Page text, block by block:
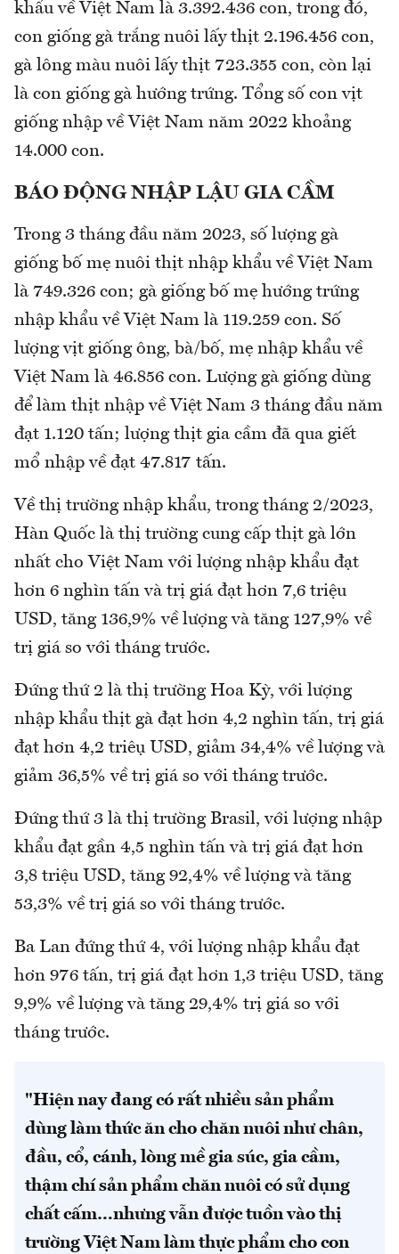
khẩu về Việt Nam là 3.392.436 con, trong đó,
con giống gà trắng nuôi lấy thịt 2.196.456 con,
gà lông màu nuôi lấy thịt 723.355 con, còn lại
là con giống gà hướng trứng. Tổng số con vịt
giống nhập về Việt Nam năm 2022 khoảng
14.000 con.
BÁO ĐỘNG NHẬP LẬU GIA CẦM
Trong 3 tháng đầu năm 2023, số lượng gà
giống bố mẹ nuôi thịt nhập khẩu về Việt Nam
là 749.326 con; gà giống bố mẹ hướng trứng
nhập khẩu về Việt Nam là 119.259 con. Số
lượng vịt giống ông, bà/bố, mẹ nhập khẩu về
Việt Nam là 46.856 con. Lượng gà giống dùng
để làm thịt nhập về Việt Nam 3 tháng đầu năm
đạt 1.120 tấn; lượng thịt gia cầm đã qua giết
mổ nhập về đạt 47.817 tấn.
Về thị trường nhập khẩu, trong tháng 2/2023,
Hàn Quốc là thị trường cung cấp thịt gà lớn
nhất cho Việt Nam với lượng nhập khẩu đạt
hơn 6 nghìn tấn và trị giá đạt hơn 7,6 triệu
USD, tăng 136,9% về lượng và tăng 127,9% về
trị giá so với tháng trước.
Đứng thứ 2 là thị trường Hoa Kỳ, với lượng
nhập khẩu thịt gà đạt hơn 4,2 nghìn tấn, trị giá
đạt hơn 4,2 triệu USD, giảm 34,4% về lượng và
giảm 36,5% về trị giá so với tháng trước.
Đứng thứ 3 là thị trường Brasil, với lượng nhập
khẩu đạt gần 4,5 nghìn tấn và trị giá đạt hơn
3,8 triệu USD, tăng 92,4% về lượng và tăng
53,3% về trị giá so với tháng trước.
Ba Lan đứng thứ 4, với lượng nhập khẩu đạt
hơn 976 tấn, trị giá đạt hơn 1,3 triệu USD, tăng
9,9% về lượng và tăng 29,4% trị giá so với
tháng trước.
"Hiện nay đang có rất nhiều sản phẩm
dùng làm thức ăn cho chăn nuôi như chân,
đầu, cổ, cánh, lòng mề gia súc, gia cầm,
thậm chí sản phẩm chăn nuôi có sử dụng
chất cấm…nhưng vẫn được tuồn vào thị
trường Việt Nam làm thực phẩm cho con